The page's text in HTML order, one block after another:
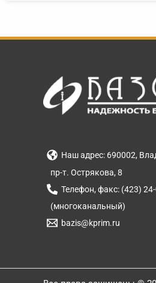
Наш адрес: 690002,
пр-т. Острякова, 8
Телефон, факс: (423)
(многоканальный)
bazis@kprim.ru